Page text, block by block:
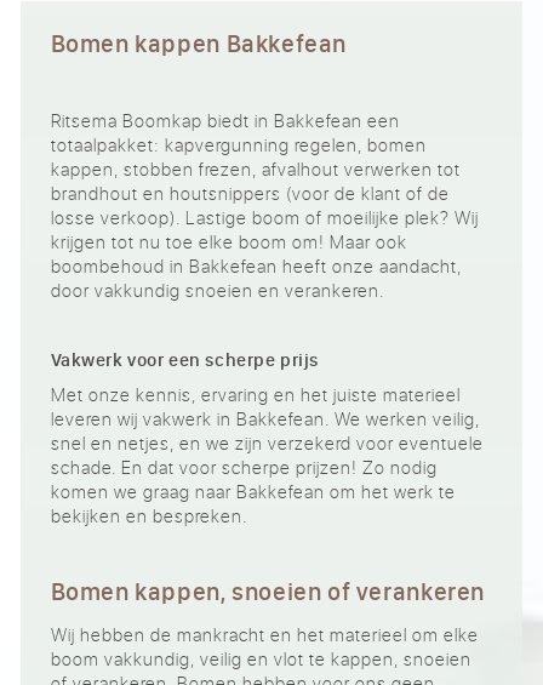
Bomen kappen Bakkefean
Ritsema Boomkap biedt in Bakkefean een
totaalpakket: kapvergunning regelen, bomen
kappen, stobben frezen, afvalhout verwerken tot
brandhout en houtsnippers (voor de klant of de
losse verkoop). Lastige boom of moeilijke plek? Wij
krijgen tot nu toe elke boom om! Maar ook
boombehoud in Bakkefean heeft onze aandacht,
door vakkundig snoeien en verankeren.
Vakwerk voor een scherpe prijs
Met onze kennis, ervaring en het juiste materieel
leveren wij vakwerk in Bakkefean. We werken veilig,
snel en netjes, en we zijn verzekerd voor eventuele
schade. En dat voor scherpe prijzen! Zo nodig
komen we graag naar Bakkefean om het werk te
bekijken en bespreken.
Bomen kappen, snoeien of verankeren
Wij hebben de mankracht en het materieel om elke
boom vakkundig, veilig en vlot te kappen, snoeien